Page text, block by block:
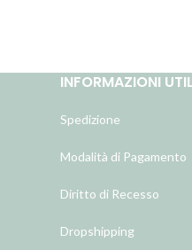
INFORMAZIONI
Spedizione
Modalità di Pagamento
Diritto di Recesso
Dropshipping